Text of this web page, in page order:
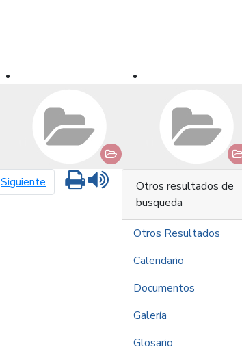
Siguiente página siguiente
Imprimir
Otros resultados de
busqueda
Otros Resultados
Calendario
Documentos
Galería
Glosario